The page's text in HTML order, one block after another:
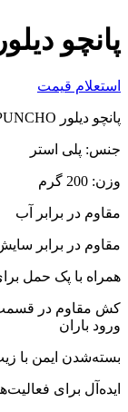
پانچو دیلور DILOR PUNCHO
استعلام قیمت
پانچو دیلور DILOR PUNCHO
جنس: پلی استر
وزن: 200 گرم
مقاوم در برابر آب
مقاوم در برابر
همراه با پک حمل
کش مقاوم در قسمت
ورود باران
بسته‌شدن ایمن با
ایده‌آل برای